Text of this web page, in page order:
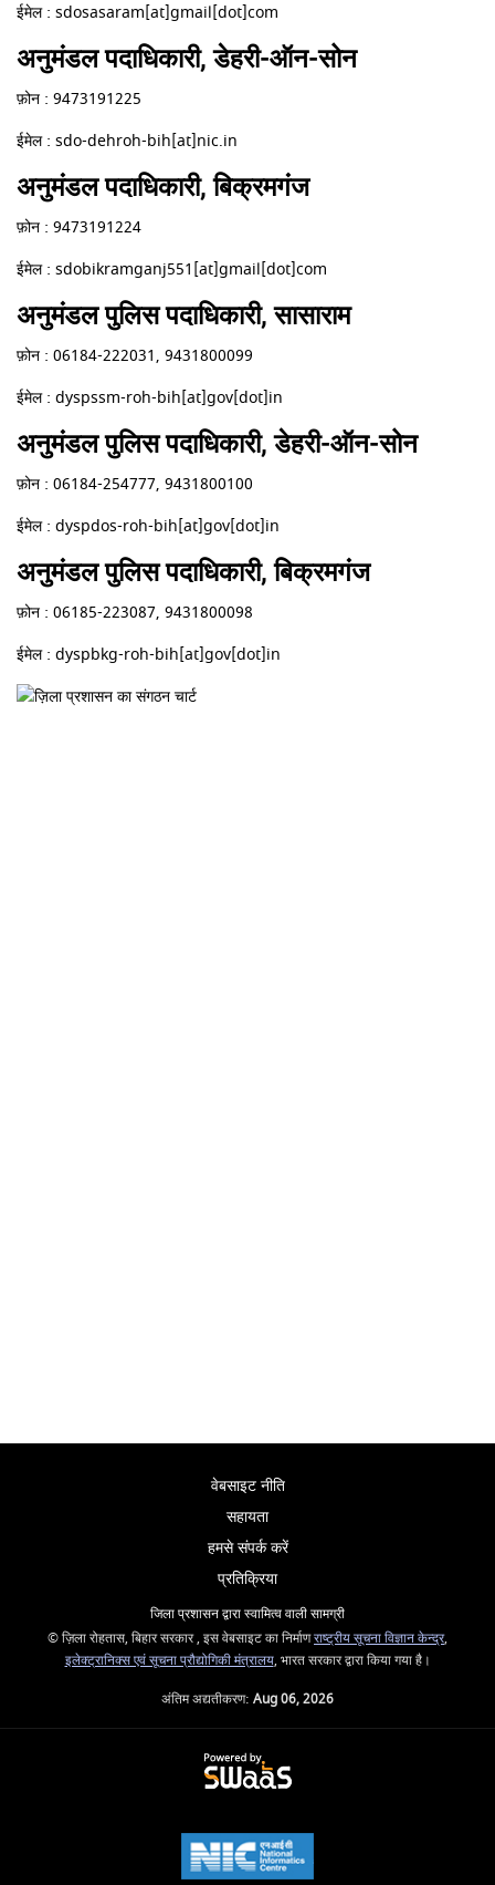
ईमेल : sdosasaram[at]gmail[dot]com
अनुमंडल पदाधिकारी, डेहरी-ऑन-सोन
फ़ोन : 9473191225
ईमेल : sdo-dehroh-bih[at]nic.in
अनुमंडल पदाधिकारी, बिक्रमगंज
फ़ोन : 9473191224
ईमेल : sdobikramganj551[at]gmail[dot]com
अनुमंडल पुलिस पदाधिकारी, सासाराम
फ़ोन : 06184-222031, 9431800099
ईमेल : dyspssm-roh-bih[at]gov[dot]in
अनुमंडल पुलिस पदाधिकारी, डेहरी-ऑन-सोन
फ़ोन : 06184-254777, 9431800100
ईमेल : dyspdos-roh-bih[at]gov[dot]in
अनुमंडल पुलिस पदाधिकारी, बिक्रमगंज
फ़ोन : 06185-223087, 9431800098
ईमेल : dyspbkg-roh-bih[at]gov[dot]in
वेबसाइट नीति
सहायता
हमसे संपर्क करें
प्रतिक्रिया
जिला प्रशासन द्वारा स्वामित्व वाली सामग्री
© ज़िला रोहतास, बिहार सरकार , इस वेबसाइट का निर्माणराष्ट्रीय सूचना विज्ञान केन्द्र,
इलेक्ट्रानिक्स एवं सूचना प्रौद्योगिकी मंत्रालय, भारत सरकार द्वारा किया गया है।
अंतिम अद्यतीकरण: Aug 06, 2026